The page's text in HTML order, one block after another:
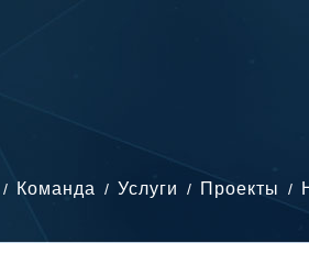
Команда Услуги Проекты